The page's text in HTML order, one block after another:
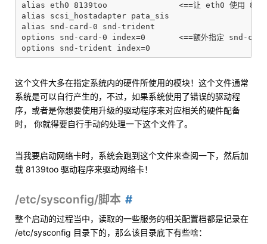
alias eth0 8139too               <==让 eth0 使用
alias scsi_hostadapter pata_sis
alias snd-card-0 snd-trident
options snd-card-0 index=0       <==额外指定 snd-card-
这个文件大多在指定系统内的硬件所使用的模块！这个文件通常
系统是可以自行产生的，不过，如果系统使用了错误的驱动程
序，或者是你想要使用升级的驱动程序来对应相关的硬件配备
时， 你就得要自行手动的处理一下这个文件了。
当我要启动网络卡时，系统会跑到这个文件来查阅一下，然后加
载 8139too 驱动程序来驱动网络卡！
/etc/sysconfig/脚本
整个启动的过程当中，读取的一些服务的相关配置档都是记录在
/etc/sysconfig 目录下的，那么该目录底下有些啥：